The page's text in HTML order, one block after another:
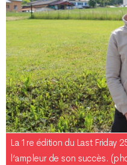
La 1re édition du Last Friday
l’ampleur de son succès.